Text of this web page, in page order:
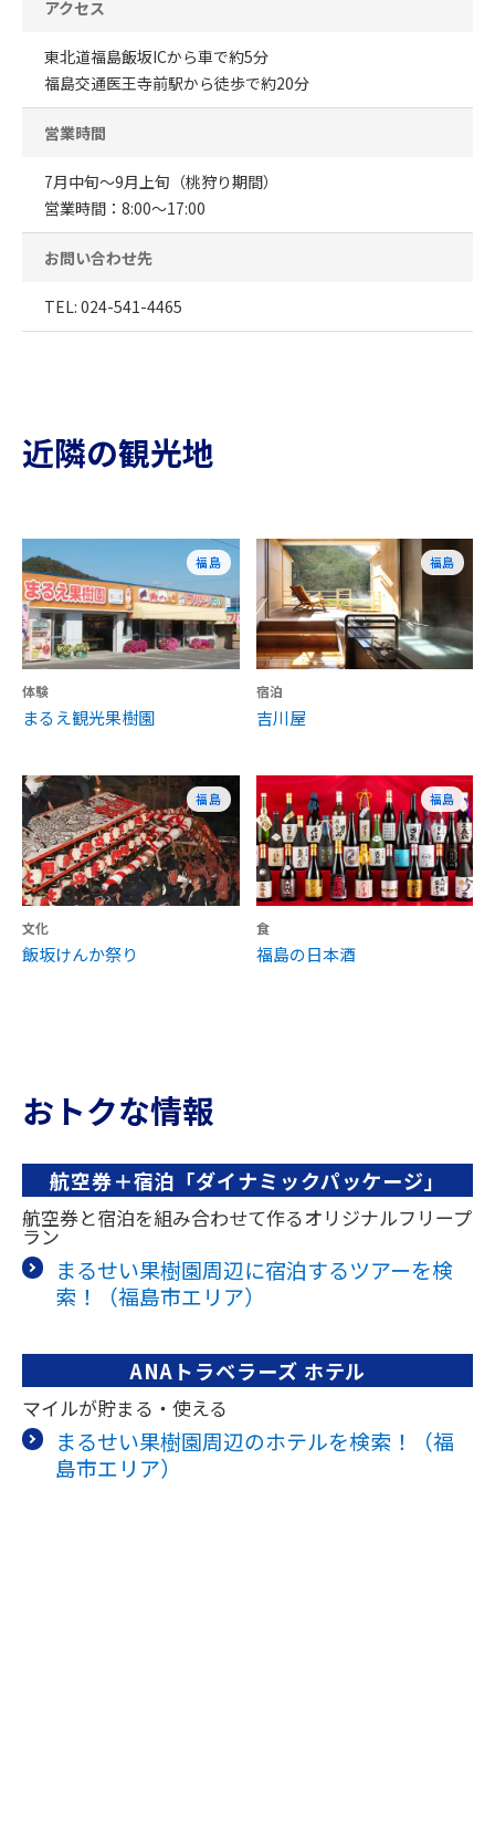
アクセス
東北道福島飯坂ICから車で約5分
福島交通医王寺前駅から徒歩で約20分
営業時間
7月中旬～9月上旬（桃狩り期間）
営業時間：8:00～17:00
お問い合わせ先
TEL: 024-541-4465
近隣の観光地
福島
体験
まるえ観光果樹園
福島
宿泊
吉川屋
福島
文化
飯坂けんか祭り
福島
食
福島の日本酒
おトクな情報
航空券＋宿泊「ダイナミックパッケージ」
航空券と宿泊を組み合わせて作るオリジナルフリープ
ラン
まるせい果樹園周辺に宿泊するツアーを検
索！（福島市エリア）
ANAトラベラーズ ホテル
マイルが貯まる・使える
まるせい果樹園周辺のホテルを検索！（福
島市エリア）